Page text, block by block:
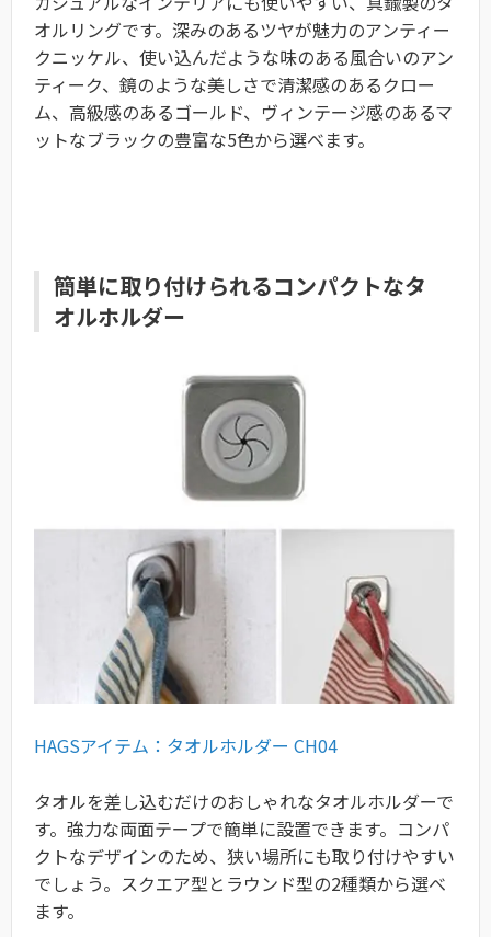
オルリングです。深みのあるツヤが魅力のアンティー
クニッケル、使い込んだような味のある風合いのアン
ティーク、鏡のような美しさで清潔感のあるクロー
ム、高級感のあるゴールド、ヴィンテージ感のあるマ
ットなブラックの豊富な5色から選べます。
簡単に取り付けられるコンパクトなタ
オルホルダー
HAGSアイテム：タオルホルダー CH04
タオルを差し込むだけのおしゃれなタオルホルダーで
す。強力な両面テープで簡単に設置できます。コンパ
クトなデザインのため、狭い場所にも取り付けやすい
でしょう。スクエア型とラウンド型の2種類から選べ
ます。